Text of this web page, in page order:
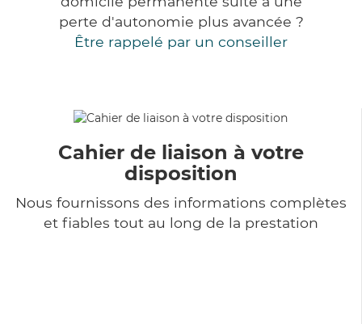
perte d'autonomie plus avancée ?
Être rappelé par un conseiller
Cahier de liaison à votre
disposition
Nous fournissons des informations complètes
et fiables tout au long de la prestation